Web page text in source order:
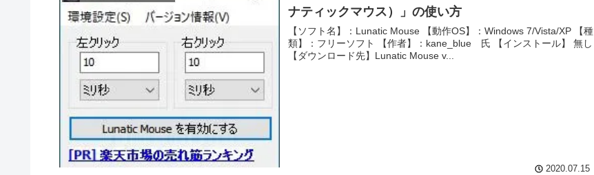
ナティックマウス）」の使い方
【ソフト名】：Lunatic Mouse 【動作OS】：Windows 7/Vista/XP 【種
類】：フリーソフト 【作者】：kane_blue 氏 【インストール】 無し
【ダウンロード先】Lunatic Mouse v...
2020.07.15